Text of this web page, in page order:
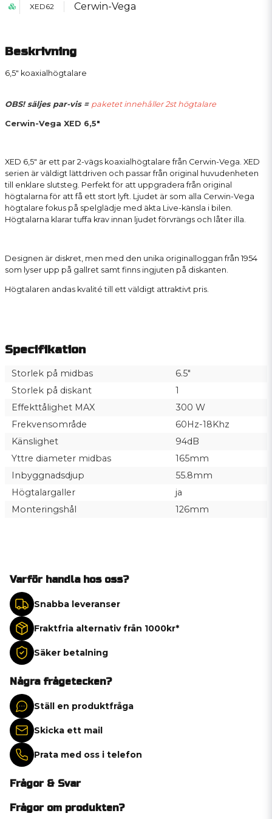
XED62 Cerwin-Vega
Beskrivning
6,5" koaxialhögtalare
OBS! säljes par-vis = paketet innehåller 2st högtalare
Cerwin-Vega XED 6,5"
XED 6,5" är ett par 2-vägs koaxialhögtalare från Cerwin-Vega. XED
serien är väldigt lättdriven och passar från original huvudenheten
till enklare slutsteg. Perfekt för att uppgradera från original
högtalarna för att få ett stort lyft. Ljudet är som alla Cerwin-Vega
högtalare fokus på spelglädje med äkta Live-känsla i bilen.
Högtalarna klarar tuffa krav innan ljudet förvrängs och låter illa.
Designen är diskret, men med den unika originalloggan från 1954
som lyser upp på gallret samt finns ingjuten på diskanten.
Högtalaren andas kvalité till ett väldigt attraktivt pris.
Specifikation
Storlek på midbas
6.5"
Storlek på diskant
1
Effekttålighet MAX
300 W
Frekvensområde
60Hz-18Khz
Känslighet
94dB
Yttre diameter midbas
165mm
Inbyggnadsdjup
55.8mm
Högtalargaller
ja
Monteringshål
126mm
Varför handla hos oss?
Snabba leveranser
Fraktfria alternativ från 1000kr*
Säker betalning
Några frågetecken?
Ställ en produktfråga
Skicka ett mail
Prata med oss i telefon
Frågor & Svar
Frågor om produkten?